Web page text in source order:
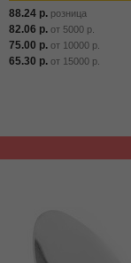
88.24 р. розница
82.06 р. от 5000 р.
75.00 р. от 10000 р.
65.30 р. от 15000 р.